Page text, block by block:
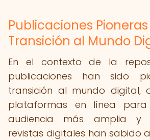
Publicaciones
Transición al Mundo
En el contexto de la
publicaciones han sido
transición al mundo digital,
plataformas en línea
audiencia más amplia y
revistas digitales han sabido